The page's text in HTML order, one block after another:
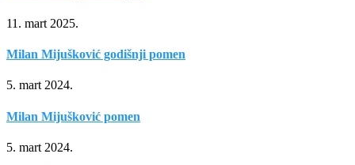
11. mart 2025.
Milan Mijušković godišnji pomen
5. mart 2024.
Milan Mijušković pomen
5. mart 2024.